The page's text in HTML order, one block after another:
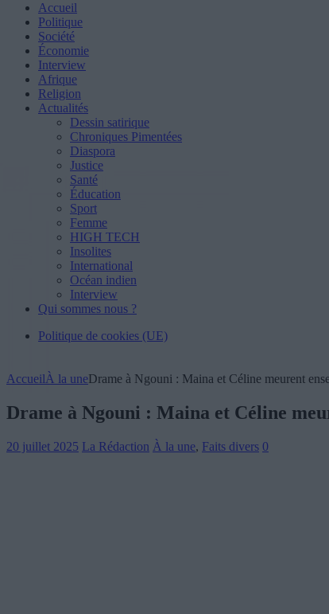
Accueil
Politique
Société
Économie
Interview
Afrique
Religion
Actualités
Dessin satirique
Chroniques Pimentées
Diaspora
Justice
Santé
Éducation
Sport
Femme
HIGH TECH
Insolites
International
Océan indien
Interview
Qui sommes nous ?
Politique de cookies (UE)
AccueilÀ la uneDrame à Ngouni : Maina et Céline meurent
Drame à Ngouni : Maina et Céline
20 juillet 2025 La Rédaction À la une, Faits divers 0